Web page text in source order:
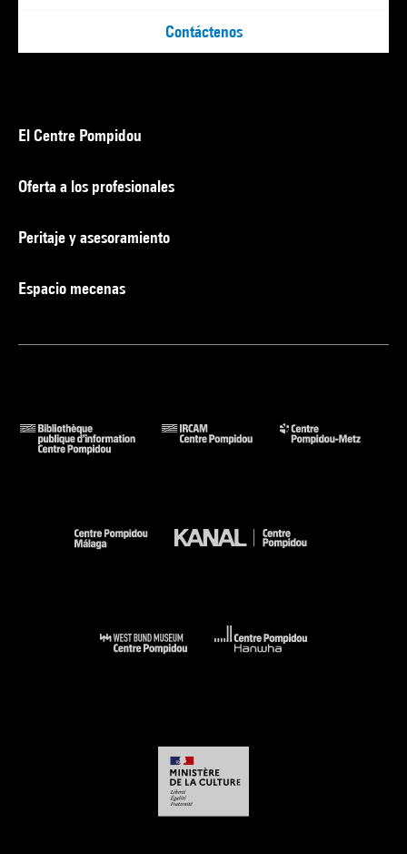
Contáctenos
El Centre Pompidou
Oferta a los profesionales
Peritaje y asesoramiento
Espacio mecenas